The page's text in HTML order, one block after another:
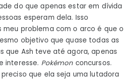
do que apenas estar em dívida
esperam dela. Isso
problema com o arco é que o
objetivo que quase todas as
que Ash teve até agora, apenas
interesse. Pokémon concursos.
que ela seja uma lutadora